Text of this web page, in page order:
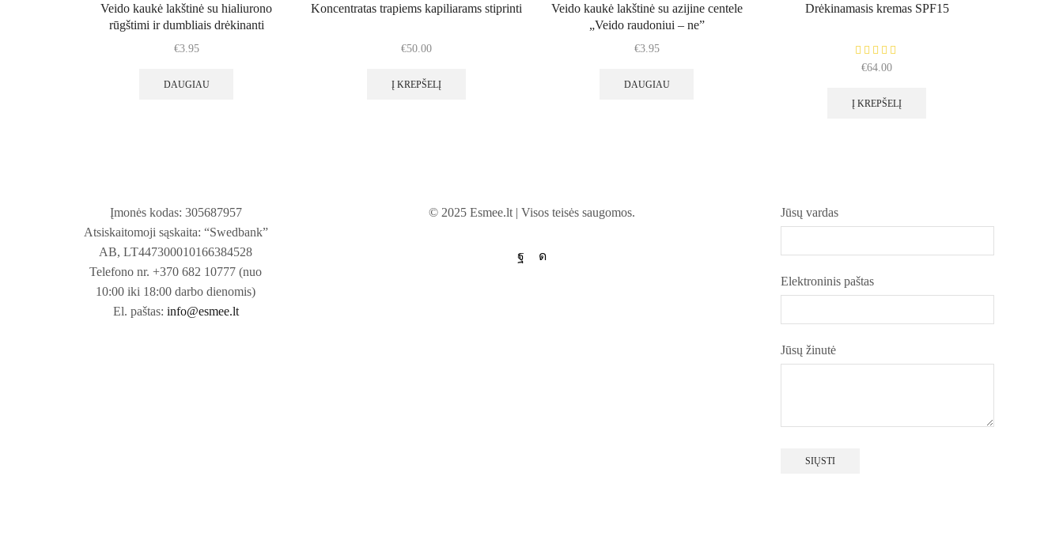
Veido kaukė lakštinė su hialiurono
rūgštimi ir dumbliais drėkinanti
€3.95
DAUGIAU
Koncentratas trapiems kapiliarams stiprinti
€50.00
Į KREPŠELĮ
Veido kaukė lakštinė su azijine centele
„Veido raudoniui – ne”
€3.95
DAUGIAU
Drėkinamasis kremas SPF15
€64.00
Į KREPŠELĮ
Įmonės kodas: 305687957
Atsiskaitomoji sąskaita: “Swedbank”
AB, LT447300010166384528
Telefono nr. +370 682 10777 (nuo
10:00 iki 18:00 darbo dienomis)
El. paštas: info@esmee.lt
© 2025 Esmee.lt | Visos teisės saugomos. Jūsų vardas
Elektroninis paštas
Jūsų žinutė